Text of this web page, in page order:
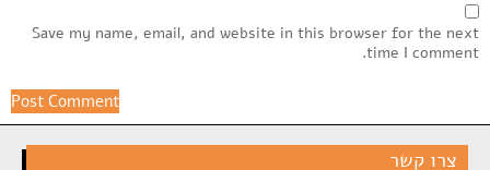
Save my name, email, and website in this browser for the next
time I comment.
צרו קשר